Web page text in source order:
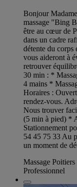
Bonjour
massage "Bing
être au cœur de
dans un cadre
détente du corps
vous aideront à
retrouver
30 min : *
4 mains *
Horaires :
rendez-vous.
Nous trouver
(5 min à pied) *
Stationnement
54 45 75 33 Au
un moment de
Massage
Professionnel